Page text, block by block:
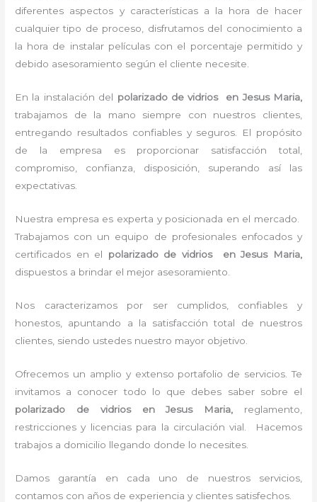
diferentes aspectos y características a la hora de hacer
cualquier tipo de proceso, disfrutamos del conocimiento a
la hora de instalar películas con el porcentaje permitido y
debido asesoramiento según el cliente necesite.
En la instalación del polarizado de vidrios
en Jesus Maria,
trabajamos de la mano siempre con nuestros clientes,
entregando resultados confiables y seguros. El propósito
de la empresa es proporcionar satisfacción total,
compromiso, confianza, disposición, superando así las
expectativas.
Nuestra empresa es experta y posicionada en el mercado.
Trabajamos con un equipo de profesionales enfocados y
certificados en el polarizado de vidrios en Jesus Maria,
dispuestos a brindar el mejor asesoramiento.
Nos caracterizamos por ser cumplidos, confiables y
honestos, apuntando a la satisfacción total de nuestros
clientes, siendo ustedes nuestro mayor objetivo.
Ofrecemos un amplio y extenso portafolio de servicios. Te
invitamos a conocer todo lo que debes saber sobre el
polarizado de vidrios en Jesus Maria, reglamento,
restricciones y licencias para la circulación vial. Hacemos
trabajos a domicilio llegando donde lo necesites.
Damos garantía en cada uno de nuestros servicios,
contamos con años de experiencia y clientes satisfechos.